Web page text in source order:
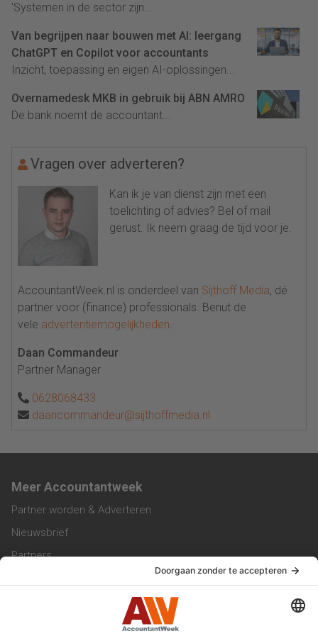
'Systemen in de sector zijn...
Van begrijpen naar bouwen met AI: leergang
ChatGPT en Copilot voor accountants
Inzicht, toepassing en eigen AI-oplossingen...
Overnamedesk MKB in gebruik bij ABN AMRO
De bank noemt de accountant...
Vragen over adverteren?
Kan ik je van dienst zijn met een
toelichting of advies? Bel of mail
gerust. Ik neem graag de tijd voor je.
AccountantWeek.nl is onderdeel van Sijthoff Media, dé
partner voor (finance) professionals. Benut de
vele advertentiemogelijkheden.
Daan Commandeur
Partner Manager
0628068433
daancommandeur@sijthoffmedia.nl
Meer Accountantweek
Partner worden & Adverteren
Nieuwsbrief
Partners